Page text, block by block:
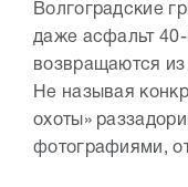
Волгоградские
даже асфальт
возвращаются
Не называя
охоты»
фотографиями,